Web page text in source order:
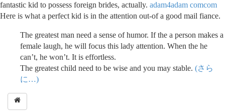
fantastic kid to possess foreign brides, actually. adam4adam comcom
Here is what a perfect kid is in the attention out-of a good mail fiance.
The greatest man need a sense of humor. If the a person makes a
female laugh, he will focus this lady attention. When the he
can’t, he won’t. It is effortless.
The greatest child need to be wise and you may stable. (さら
に…)